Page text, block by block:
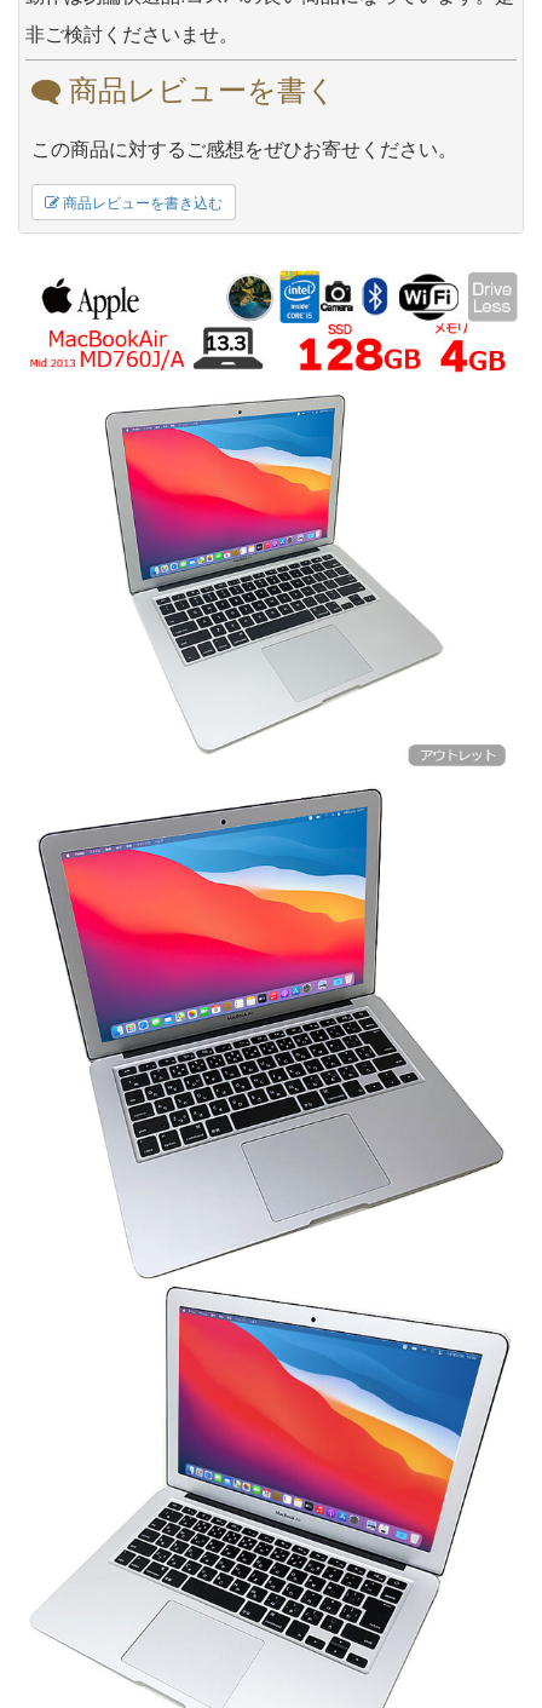
非ご検討くださいませ。
商品レビューを書く
この商品に対するご感想をぜひお寄せください。
商品レビューを書き込む